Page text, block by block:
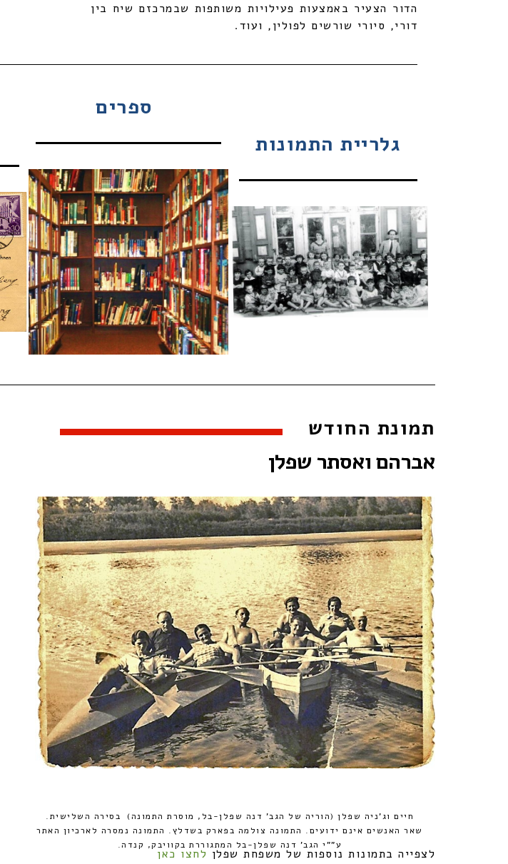
הדור הצעיר באמצעות פעילויות משותפות שבמרכזם שיח בין
דורי, סיורי שורשים לפולין, ועוד.
גלריית התמונות
ספרים
תמונת החודש
אברהם ואסתר שפלן
חיים וג'ניה שפלן (הוריה של הגב' דנה שפלן-בל, מוסרת התמונה) בסירה השלישית.
שאר האנשים אינם ידועים. התמונה צולמה בפארק בשדלץ. התמונה נמסרה לארכיון האתר
ע""י הגב' דנה שפלן-בל המתגוררת בקוויבק, קנדה.
לצפייה בתמונות נוספות של משפחת שפלן לחצו כאן